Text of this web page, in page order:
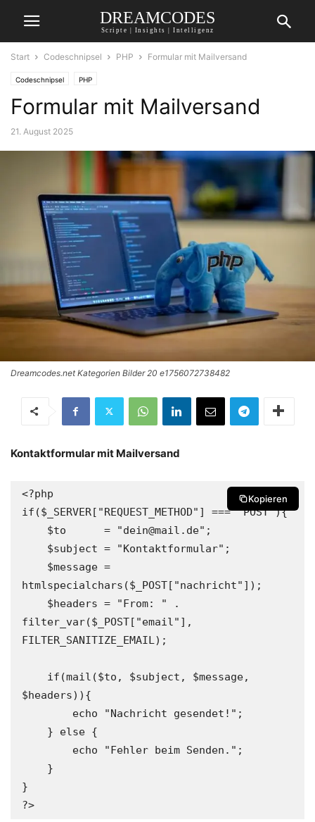
DREAMCODES
Scripte | Insights | Intelligenz
Start Codeschnipsel PHP Formular mit Mailversand
Codeschnipsel PHP
Formular mit Mailversand
21. August 2025
Dreamcodes.net Kategorien Bilder 20 e1756072738482
Kontaktformular mit Mailversand
<?php
if($_SERVER["REQUEST_METHOD"] === "POST"){
htmlspecialchars($_POST["nachricht"]);
filter_var($_POST["email"],
FILTER_SANITIZE_EMAIL);
$headers)){
}
?>
Kopieren